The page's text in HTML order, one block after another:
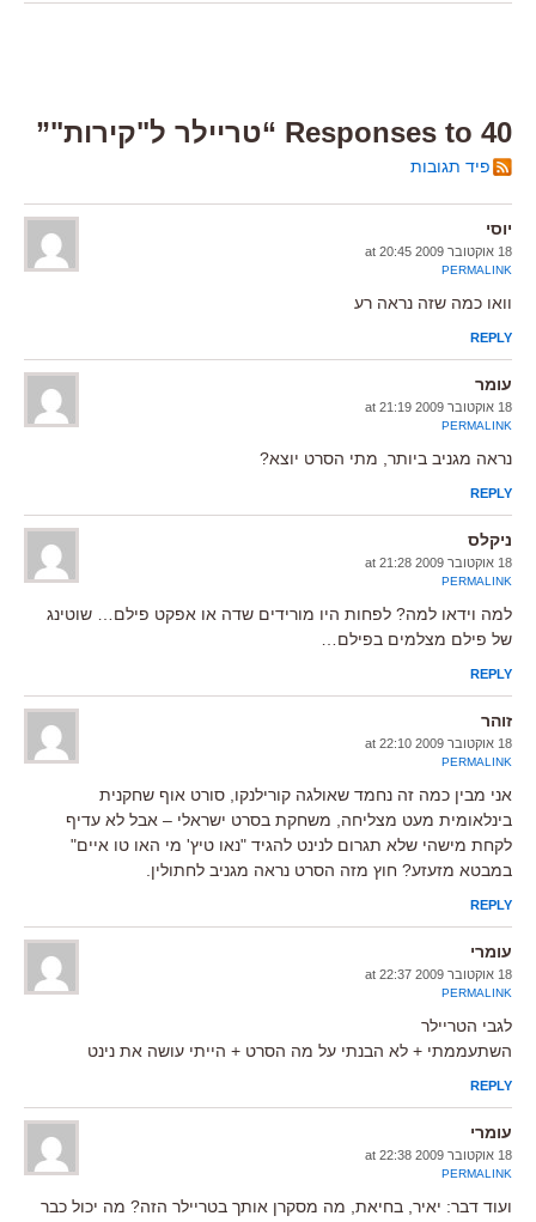
40 Responses to “טריילר ל"קירות"”
פיד תגובות
יוסי
18 אוקטובר 2009 at 20:45
PERMALINK
וואו כמה שזה נראה רע
REPLY
עומר
18 אוקטובר 2009 at 21:19
PERMALINK
נראה מגניב ביותר, מתי הסרט יוצא?
REPLY
ניקלס
18 אוקטובר 2009 at 21:28
PERMALINK
למה וידאו למה? לפחות היו מורידים שדה או אפקט פילם… שוטינג
של פילם מצלמים בפילם…
REPLY
זוהר
18 אוקטובר 2009 at 22:10
PERMALINK
אני מבין כמה זה נחמד שאולגה קורילנקו, סורט אוף שחקנית
בינלאומית מעט מצליחה, משחקת בסרט ישראלי – אבל לא עדיף
לקחת מישהי שלא תגרום לנינט להגיד "נאו טיץ' מי האו טו איים"
במבטא מזעזע? חוץ מזה הסרט נראה מגניב לחתולין.
REPLY
עומרי
18 אוקטובר 2009 at 22:37
PERMALINK
לגבי הטריילר
השתעממתי + לא הבנתי על מה הסרט + הייתי עושה את נינט
REPLY
עומרי
18 אוקטובר 2009 at 22:38
PERMALINK
ועוד דבר: יאיר, בחיאת, מה מסקרן אותך בטריילר הזה? מה יכול כבר